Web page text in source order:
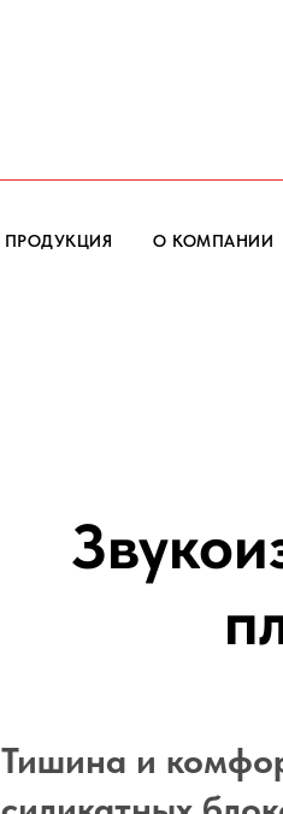
ПРОДУКЦИЯ О КОМПАНИИ
Тишина и